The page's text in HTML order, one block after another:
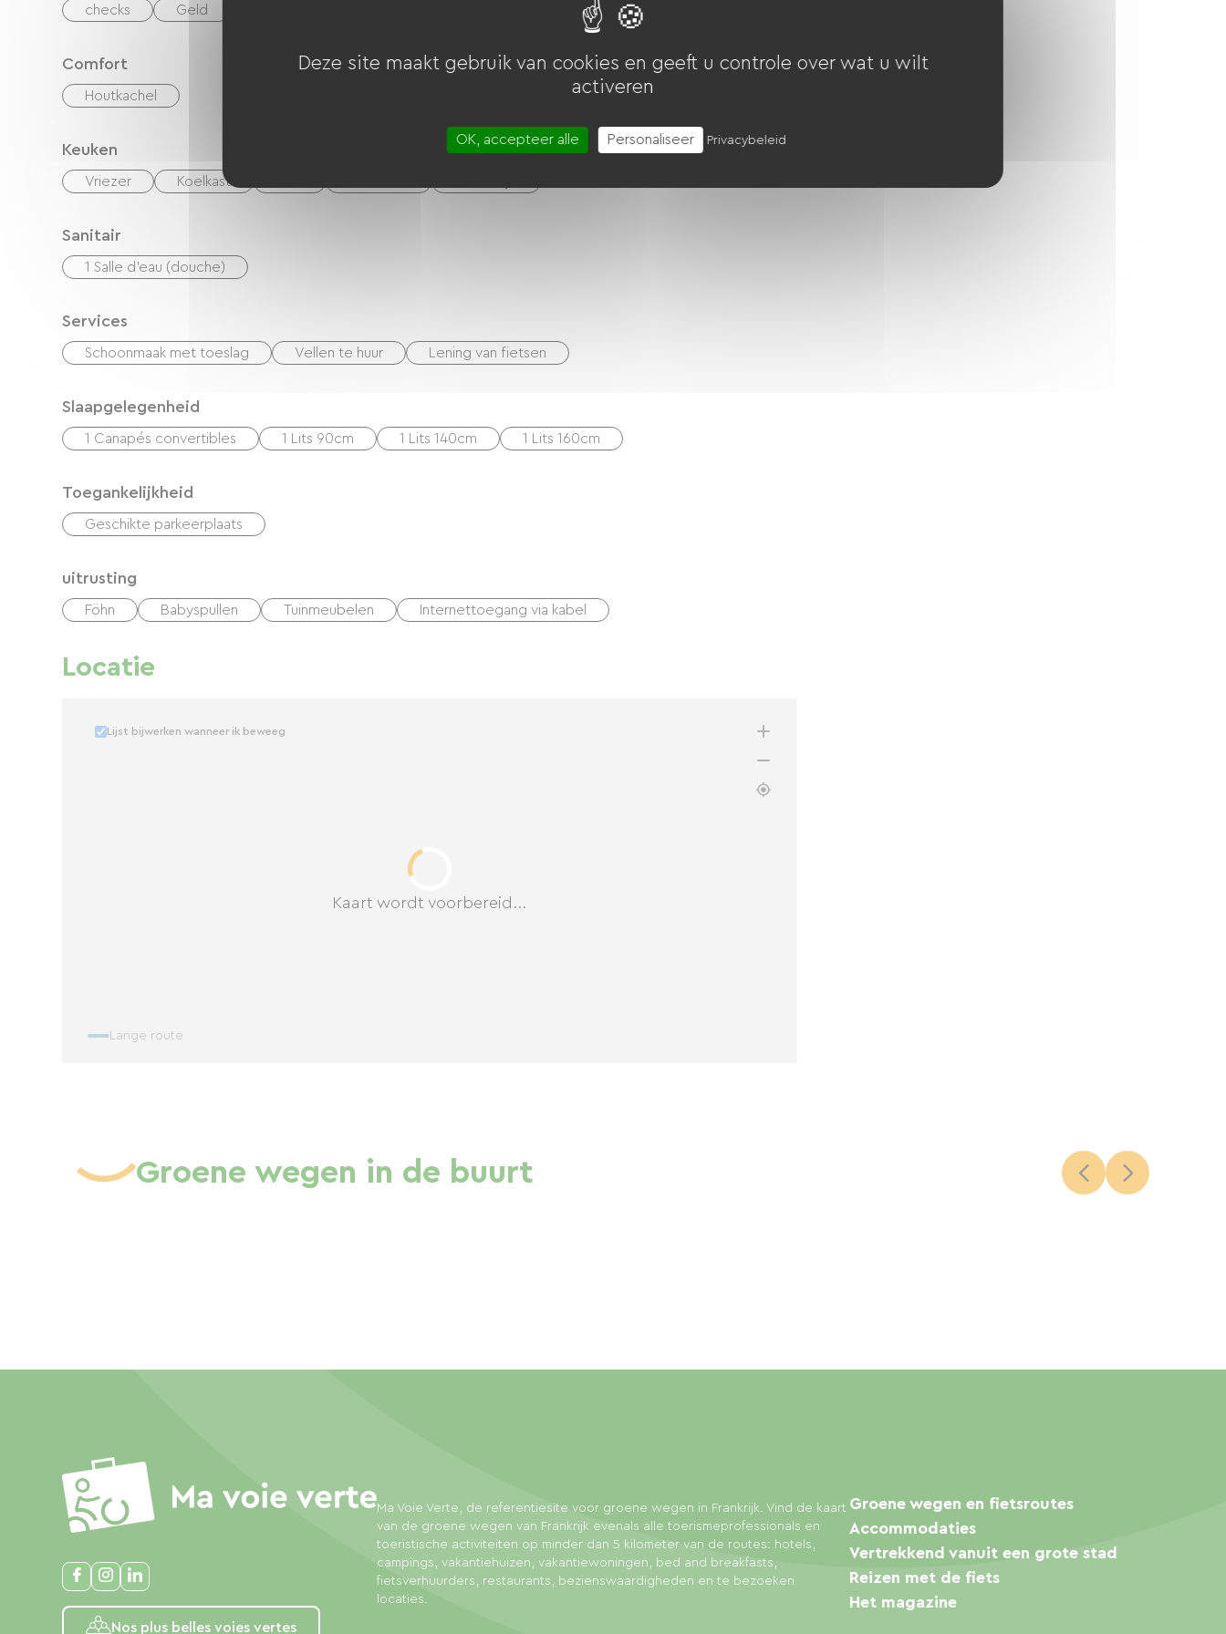
checks Geld
Comfort
Houtkachel
Keuken
Vriezer Koelkast
Sanitair
1 Salle d'eau (douche)
Services
Schoonmaak met toeslag Vellen te huur Lening van fietsen
Slaapgelegenheid
1 Canapés convertibles 1 Lits 90cm 1 Lits 140cm 1 Lits 160cm
Toegankelijkheid
Geschikte parkeerplaats
uitrusting
Föhn Babyspullen Tuinmeubelen Internettoegang via kabel
Locatie
Kaart wordt voorbereid...
Lijst bijwerken wanneer ik beweeg
Lange route
Groene wegen in de buurt
Nos plus belles voies vertes
Ma Voie Verte, de referentiesite voor groene wegen in Frankrijk. Vind de kaart
van de groene wegen van Frankrijk evenals alle toerismeprofessionals en
toeristische activiteiten op minder dan 5 kilometer van de routes: hotels,
campings, vakantiehuizen, vakantiewoningen, bed and breakfasts,
fietsverhuurders, restaurants, bezienswaardigheden en te bezoeken
locaties.
Groene wegen en fietsroutes
Accommodaties
Vertrekkend vanuit een grote stad
Reizen met de fiets
Het magazine
Deze site maakt gebruik van cookies en geeft u controle over wat u wilt
activeren
OK, accepteer alle Personaliseer Privacybeleid